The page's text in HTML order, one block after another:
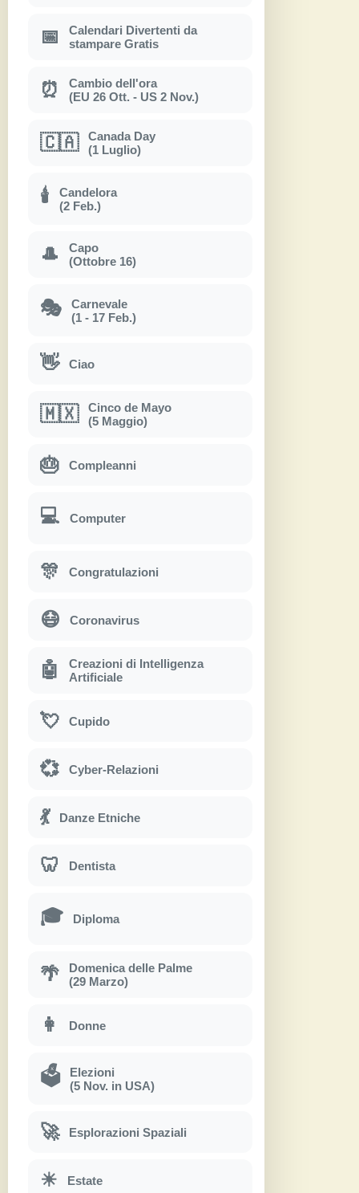
📅
Calendari Divertenti da
stampare Gratis
⏰
Cambio dell'ora
(EU 26 Ott. - US 2 Nov.)
🇨🇦
Canada Day
(1 Luglio)
🕯
Candelora
(2 Feb.)
🎩
Capo
(Ottobre 16)
🎭
Carnevale
(1 - 17 Feb.)
👋 Ciao
🇲🇽
Cinco de Mayo
(5 Maggio)
🎂 Compleanni
💻 Computer
🎊 Congratulazioni
😷 Coronavirus
🤖
Creazioni di Intelligenza
Artificiale
💘 Cupido
💞 Cyber-Relazioni
💃 Danze Etniche
🦷 Dentista
🎓 Diploma
🌴
Domenica delle Palme
(29 Marzo)
👩 Donne
🗳
Elezioni
(5 Nov. in USA)
🚀 Esplorazioni Spaziali
☀ Estate